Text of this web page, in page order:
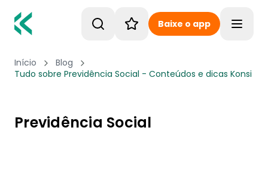
Baixe o app
Início
Blog
Tudo sobre Previdência Social - Conteúdos e dicas Konsi
Previdência Social